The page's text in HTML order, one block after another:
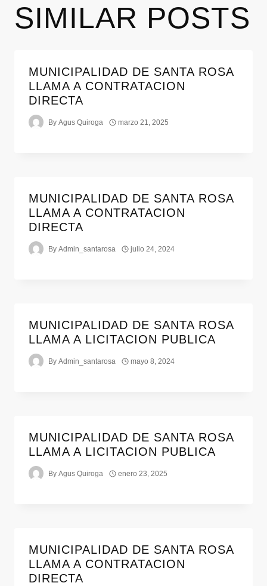
SIMILAR POSTS
MUNICIPALIDAD DE SANTA ROSA
LLAMA A CONTRATACION
DIRECTA
By Agus Quiroga marzo 21, 2025
MUNICIPALIDAD DE SANTA ROSA
LLAMA A CONTRATACION
DIRECTA
By Admin_santarosa julio 24, 2024
MUNICIPALIDAD DE SANTA ROSA
LLAMA A LICITACION PUBLICA
By Admin_santarosa mayo 8, 2024
MUNICIPALIDAD DE SANTA ROSA
LLAMA A LICITACION PUBLICA
By Agus Quiroga enero 23, 2025
MUNICIPALIDAD DE SANTA ROSA
LLAMA A CONTRATACION
DIRECTA